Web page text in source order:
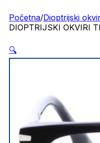
Početna/Dioptrijski
DIOPTRIJSKI OKVIRI
🔍